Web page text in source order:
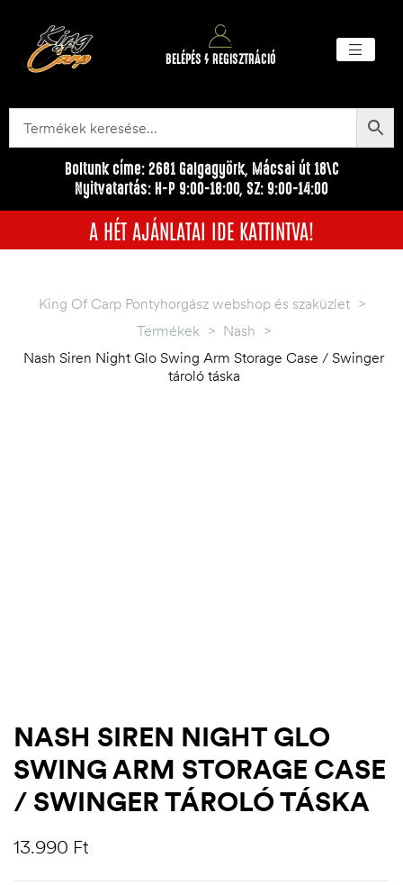
BELÉPÉS / REGISZTRÁCIÓ
Boltunk címe: 2681 Galgagyörk, Mácsai út 18\C
Nyitvatartás: H-P 9:00-18:00, SZ: 9:00-14:00
A HÉT AJÁNLATAI IDE KATTINTVA!
King Of Carp Pontyhorgász webshop és szaküzlet >
Termékek > Nash >
Nash Siren Night Glo Swing Arm Storage Case / Swinger
tároló táska
NASH SIREN NIGHT GLO
SWING ARM STORAGE CASE
/ SWINGER TÁROLÓ TÁSKA
13.990 Ft